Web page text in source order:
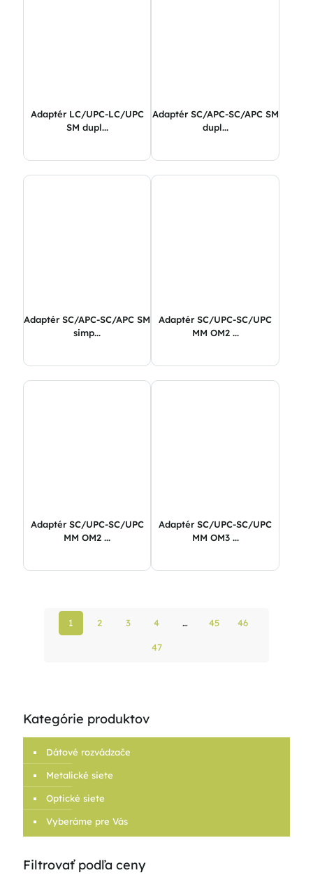
Adaptér LC/UPC-LC/UPC
SM dupl...
Adaptér SC/APC-SC/APC SM
dupl...
Adaptér SC/APC-SC/APC SM
simp...
Adaptér SC/UPC-SC/UPC
MM OM2 ...
Adaptér SC/UPC-SC/UPC
MM OM2 ...
Adaptér SC/UPC-SC/UPC
MM OM3 ...
1 2 3 4 … 45 46
47
Kategórie produktov
Dátové rozvádzače
Metalické siete
Optické siete
Vyberáme pre Vás
Filtrovať podľa ceny